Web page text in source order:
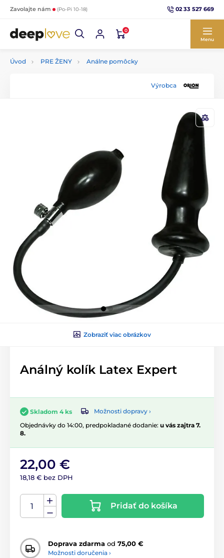
Zavolajte nám (Po-Pi 10-18) 02 33 527 669
0
Menu
Úvod PRE ŽENY Análne pomôcky
Výrobca
Zobraziť viac obrázkov
Análný kolík Latex Expert
Skladom 4 ks
Možnosti dopravy ›
Objednávky do 14:00, predpokladané dodanie: u vás zajtra 7.
8.
22,00 €
18,18 € bez DPH
Pridať do košíka
Doprava zdarma od 75,00 €
Možnosti doručenia ›